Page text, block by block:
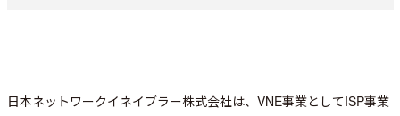
日本ネットワークイネイブラー株式会社は、VNE事業としてISP事業